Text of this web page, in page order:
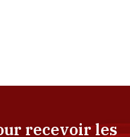
recevoir les